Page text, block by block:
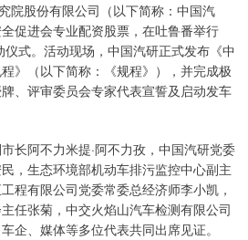
院股份有限公司（以下简称：中国汽
促进会专业配资股票，在吐鲁番举行
式。活动现场，中国汽研正式发布《中
》（以下简称：《规程》），并完成极
、评审委员会专家代表宣誓及启动发车
长阿不力米提·阿不力孜，中国汽研党委
，生态环境部机动车排污监控中心副主
程有限公司党委常委总经济师李小凯，
任张菊，中交火焰山汽车检测有限公司
企、媒体等多位代表共同出席见证。